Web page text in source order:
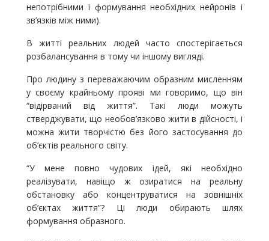
непотрібними і формування необхідних нейронів і
зв’язків між ними).
В житті реальних людей часто спостерігається
розбалансування в тому чи іншому вигляді.
Про людину з переважаючим образним мисленням
у своєму крайньому прояві ми говоримо, що він
“відірваний від життя”. Такі люди можуть
стверджувати, що необов’язково жити в дійсності, і
можна жити творчістю без його застосування до
об’єктів реального світу.
“У мене повно чудових ідей, які необхідно
реалізувати, навіщо ж озиратися на реальну
обстановку або концентруватися на зовнішніх
об’єктах життя”? Ці люди обирають шлях
формування образного.